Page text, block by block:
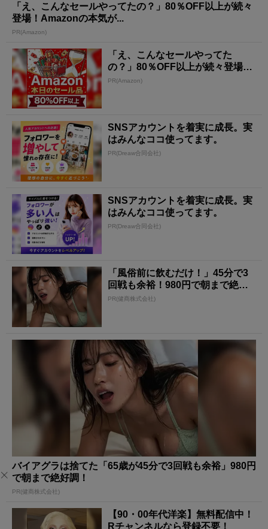
「え、こんなセールやってたの？」80％OFF以上が続々
登場！Amazonの本気が...
PR(Amazon)
「え、こんなセールやってた
の？」80％OFF以上が続々登場！
Amazonの本気が...
PR(Amazon)
SNSアカウントを着実に成長。実
はみんなココ使ってます。
PR(Dreaw合同会社)
SNSアカウントを着実に成長。実
はみんなココ使ってます。
PR(Dreaw合同会社)
「風俗前に飲むだけ！」45分で3
回戦も余裕！980円で朝まで絶好
調
PR(健商株式会社)
バイアグラは捨てた「65歳が45分で3回戦も余裕」980円
で朝まで絶好調！
PR(健商株式会社)
【90・00年代洋楽】無料配信中！
Rチャンネルなら登録不要！